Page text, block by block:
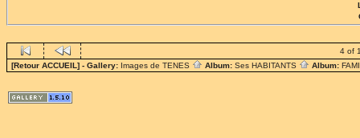
4 of
[Retour ACCUEIL] - Gallery: Images de TENES Album: Ses HABITANTS Album: